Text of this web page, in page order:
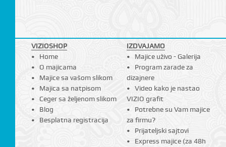
VIZIOSHOP
Home
O majicama
Majice sa vašom slikom
Majica sa natpisom
Ceger sa željenom slikom
Blog
Besplatna registracija
IZDVAJAMO
Majice uživo - Galerija
Program zarade za
dizajnere
Video kako je nastao
VIZIO grafit
Potrebne su Vam majice
za firmu?
Prijateljski sajtovi
Express majice (za 48h